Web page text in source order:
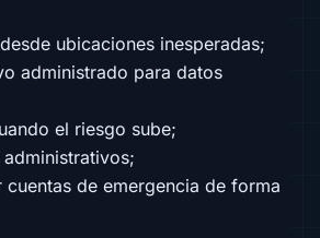
ubicaciones inesperadas;
administrado para datos
el riesgo sube;
de emergencia de forma